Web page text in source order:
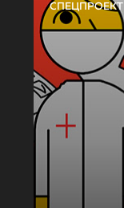
СПЕЦПРОЕКТ